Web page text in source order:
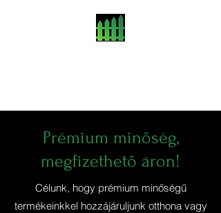
Prémium minőség,
megfizethető áron!
Célunk, hogy prémium minőségű
termékeinkkel hozzájáruljunk otthona vagy